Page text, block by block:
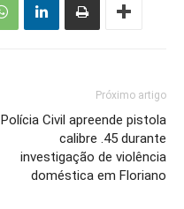
Próximo artigo
Polícia Civil apreende pistola
calibre .45 durante
investigação de violência
doméstica em Floriano